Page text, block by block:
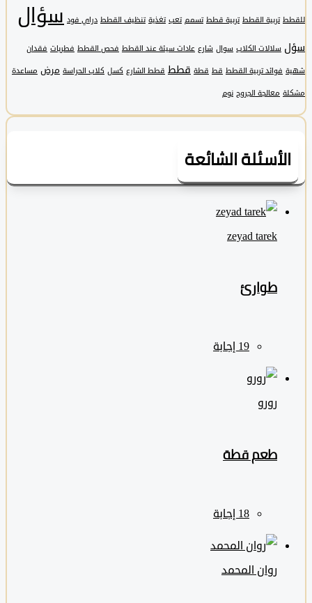
تربية القطط تربية قطط تسمم تعب تغذية تنظيف القطط دراي فود سؤال
سلالات الكلاب سوال شارع عادات سيئة عند القطط فحص القطط فطريات فقدان
فوائد تربية القطط قط قطة قطط قطط الشارع كسل كلاب الحراسة مرض مساعدة
معالجة الجروح نوم
الشائعة
zeyad ‎tarek
طوارئ
طعم قطة
روان المحمد